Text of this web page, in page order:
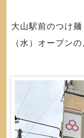
大山駅前のつけ麺
（水）オープン